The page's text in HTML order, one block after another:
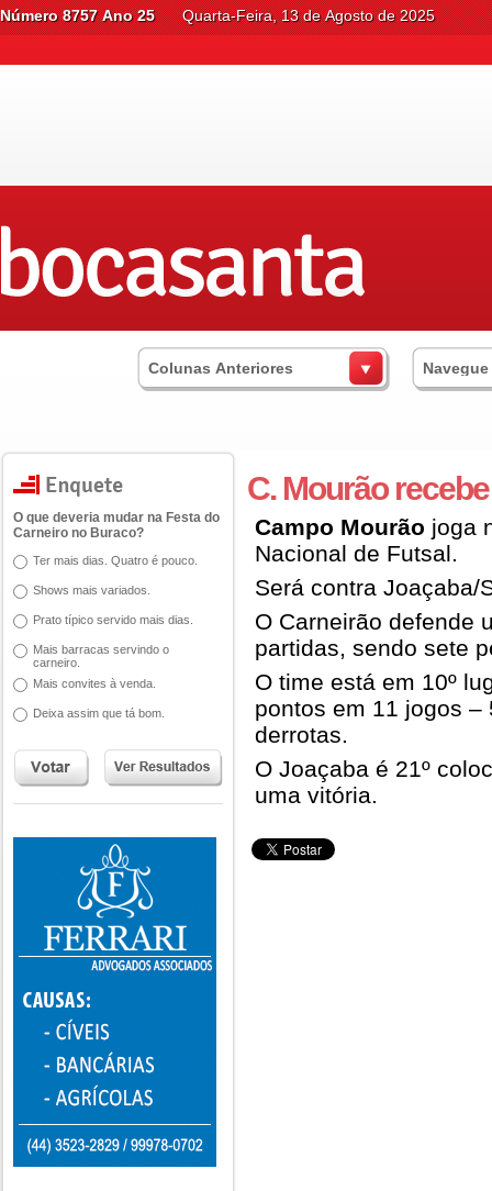
Número 8757 Ano 25 Quarta-Feira, 13 de Agosto de 2025
Colunas Anteriores
O que deveria mudar na Festa do
Carneiro no Buraco?
Ter mais dias. Quatro é pouco.
Shows mais variados.
Prato típico servido mais dias.
Mais barracas servindo o
carneiro.
Mais convites à venda.
Deixa assim que tá bom.
C. Mourão
Campo Mourão joga
Nacional de Futsal.
Será contra Joaçaba/
O Carneirão defende
partidas, sendo sete
O time está em 10º
pontos em 11 jogos
derrotas.
O Joaçaba é 21º
uma vitória.